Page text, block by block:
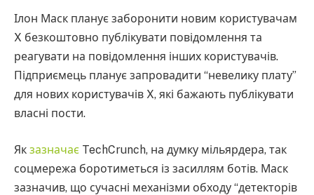
Ілон Маск планує заборонити новим користувачам
X безкоштовно публікувати повідомлення та
реагувати на повідомлення інших користувачів.
Підприємець планує запровадити “невелику плату”
для нових користувачів X, які бажають публікувати
власні пости.
Як зазначає TechCrunch, на думку мільярдера, так
соцмережа боротиметься із засиллям ботів. Маск
зазначив, що сучасні механізми обходу “детекторів